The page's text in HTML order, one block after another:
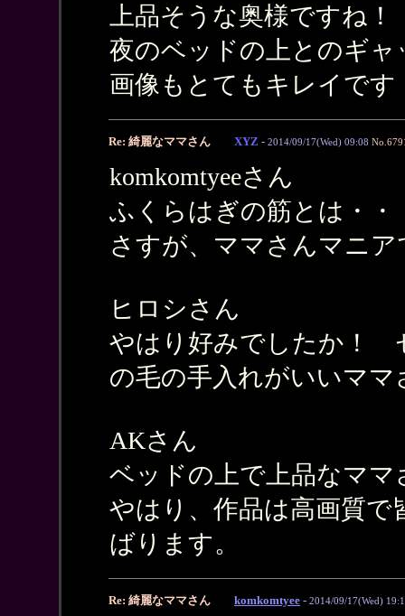
上品そうな奥様ですね！
夜のベッドの上とのギ
画像もとてもキレイです
Re: 綺麗なママさん XYZ - 2014/09/17(Wed) 09:08
komkomtyeeさん
ふくらはぎの筋とは・・
さすが、ママさんマニア
ヒロシさん
やはり好みでしたか！
の毛の手入れがいいマ
AKさん
ベッドの上で上品なマ
やはり、作品は高画質
ばります。
Re: 綺麗なママさん komkomtyee - 2014/09/17(Wed)